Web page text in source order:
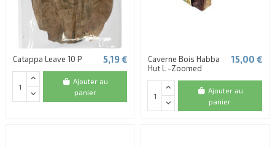
Catappa Leave 10 P 5,19 €
Ajouter au
panier
Caverne Bois Habba
Hut L -Zoomed
15,00 €
Ajouter au
panier